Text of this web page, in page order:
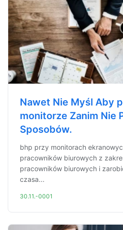
Nawet Nie Myśl Aby
monitorze Zanim Nie
Sposobów.
bhp przy monitorach
pracowników biurowych z
pracowników biurowych i
czasa...
30.11.-0001